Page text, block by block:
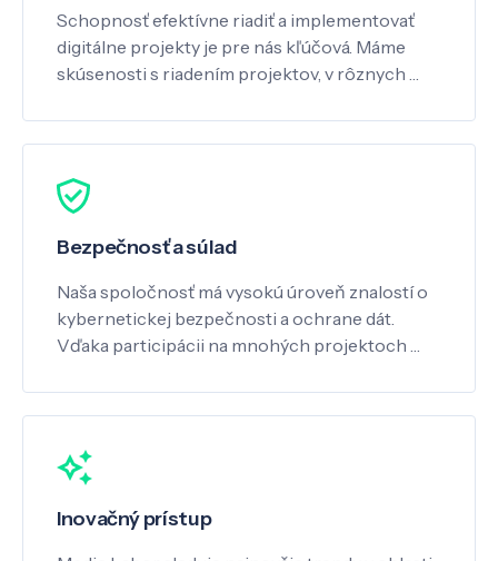
Schopnosť efektívne riadiť a implementovať
digitálne projekty je pre nás kľúčová. Máme
skúsenosti s riadením projektov, v rôznych …
Bezpečnosť a súlad
Naša spoločnosť má vysokú úroveň znalostí o
kybernetickej bezpečnosti a ochrane dát.
Vďaka participácii na mnohých projektoch …
Inovačný prístup